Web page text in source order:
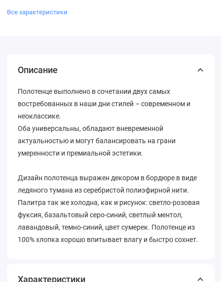
Все характеристики
Описание
Полотенце выполнено в сочетании двух самых
востребованных в наши дни стилей – современном и
неоклассике.
Оба универсальны, обладают вневременной
актуальностью и могут балансировать на грани
умеренности и премиальной эстетики.
Дизайн полотенца выражен декором в бордюре в виде
ледяного тумана из серебристой полиэфирной нити.
Палитра так же холодна, как и рисунок: светло-розовая
фуксия, базальтовый серо-синий, светлый ментол,
лавандовый, темно-синий, цвет сумерек. Полотенце из
100% хлопка хорошо впитывает влагу и быстро сохнет.
Характеристики